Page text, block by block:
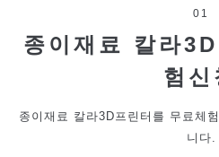
01
종이재료 칼라
험신
종이재료 칼라3D프린터를 무료체
니다.